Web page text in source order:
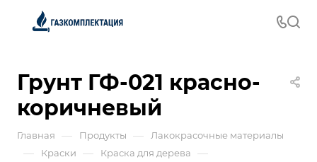
Грунт ГФ-021 красно-
коричневый
Главная — Продукты — Лакокрасочные материалы
— Краски — Краска для дерева —